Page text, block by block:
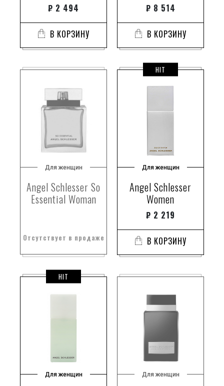
₽ 2 494
В КОРЗИНУ
₽ 8 514
В КОРЗИНУ
Для женщин
Angel Schlesser So
Essential Woman
Отсутствует в продаже
HIT
Для женщин
Angel Schlesser
Women
₽ 2 219
В КОРЗИНУ
HIT
Для женщин Для женщин